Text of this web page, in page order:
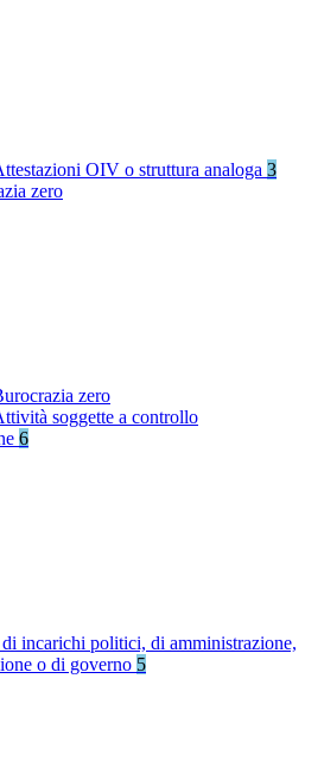
OIV o struttura analoga 3
zero
zero
soggette a controllo
6
incarichi politici, di amministrazione,
o di governo 5